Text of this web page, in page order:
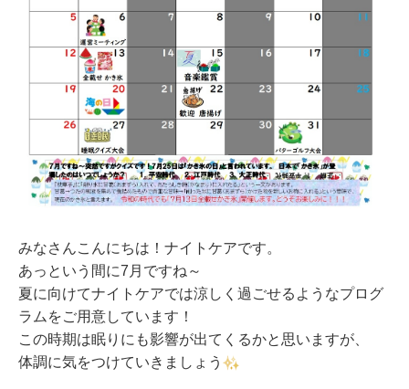
みなさんこんにちは！ナイトケアです。
あっという間に7月ですね～
夏に向けてナイトケアでは涼しく過ごせるようなプログ
ラムをご用意しています！
この時期は眠りにも影響が出てくるかと思いますが、
体調に気をつけていきましょう